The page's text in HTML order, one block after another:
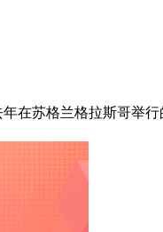
在苏格兰格拉斯哥举